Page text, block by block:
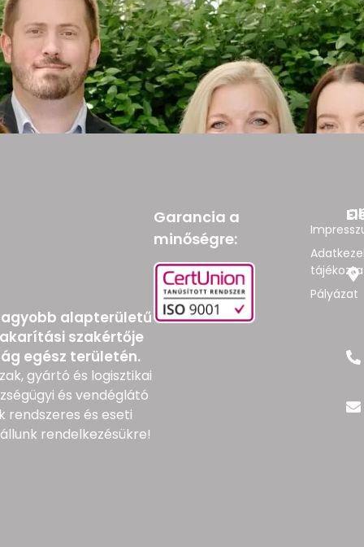
alapterületű
szakértője
egész területén.
gyártó és logisztikai
és vendéglátó
rendszeres és eseti
rendelkezésükre!
Pályázat
Garancia a
minőségre: